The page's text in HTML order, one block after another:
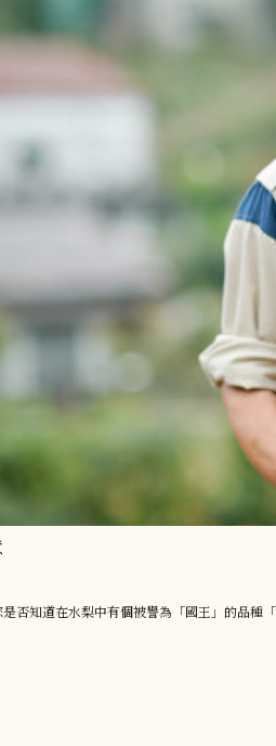
否知道在水梨中有個被譽為「國王」的品種